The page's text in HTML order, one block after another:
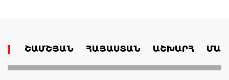
ՇԱՄՇՅԱՆ ՀԱՅԱՍՏԱՆ ԱՇԽԱՐՀ